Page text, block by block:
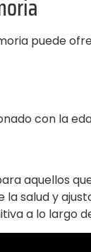
puede
con la
aquellos
salud y
a lo largo